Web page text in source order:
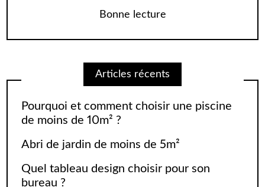
Bonne lecture
Articles récents
Pourquoi et comment choisir une piscine
de moins de 10m² ?
Abri de jardin de moins de 5m²
Quel tableau design choisir pour son
bureau ?